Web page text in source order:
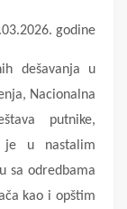
godine
dešavanja u
Nacionalna
putnike,
u nastalim
sa odredbama
kao i opštim